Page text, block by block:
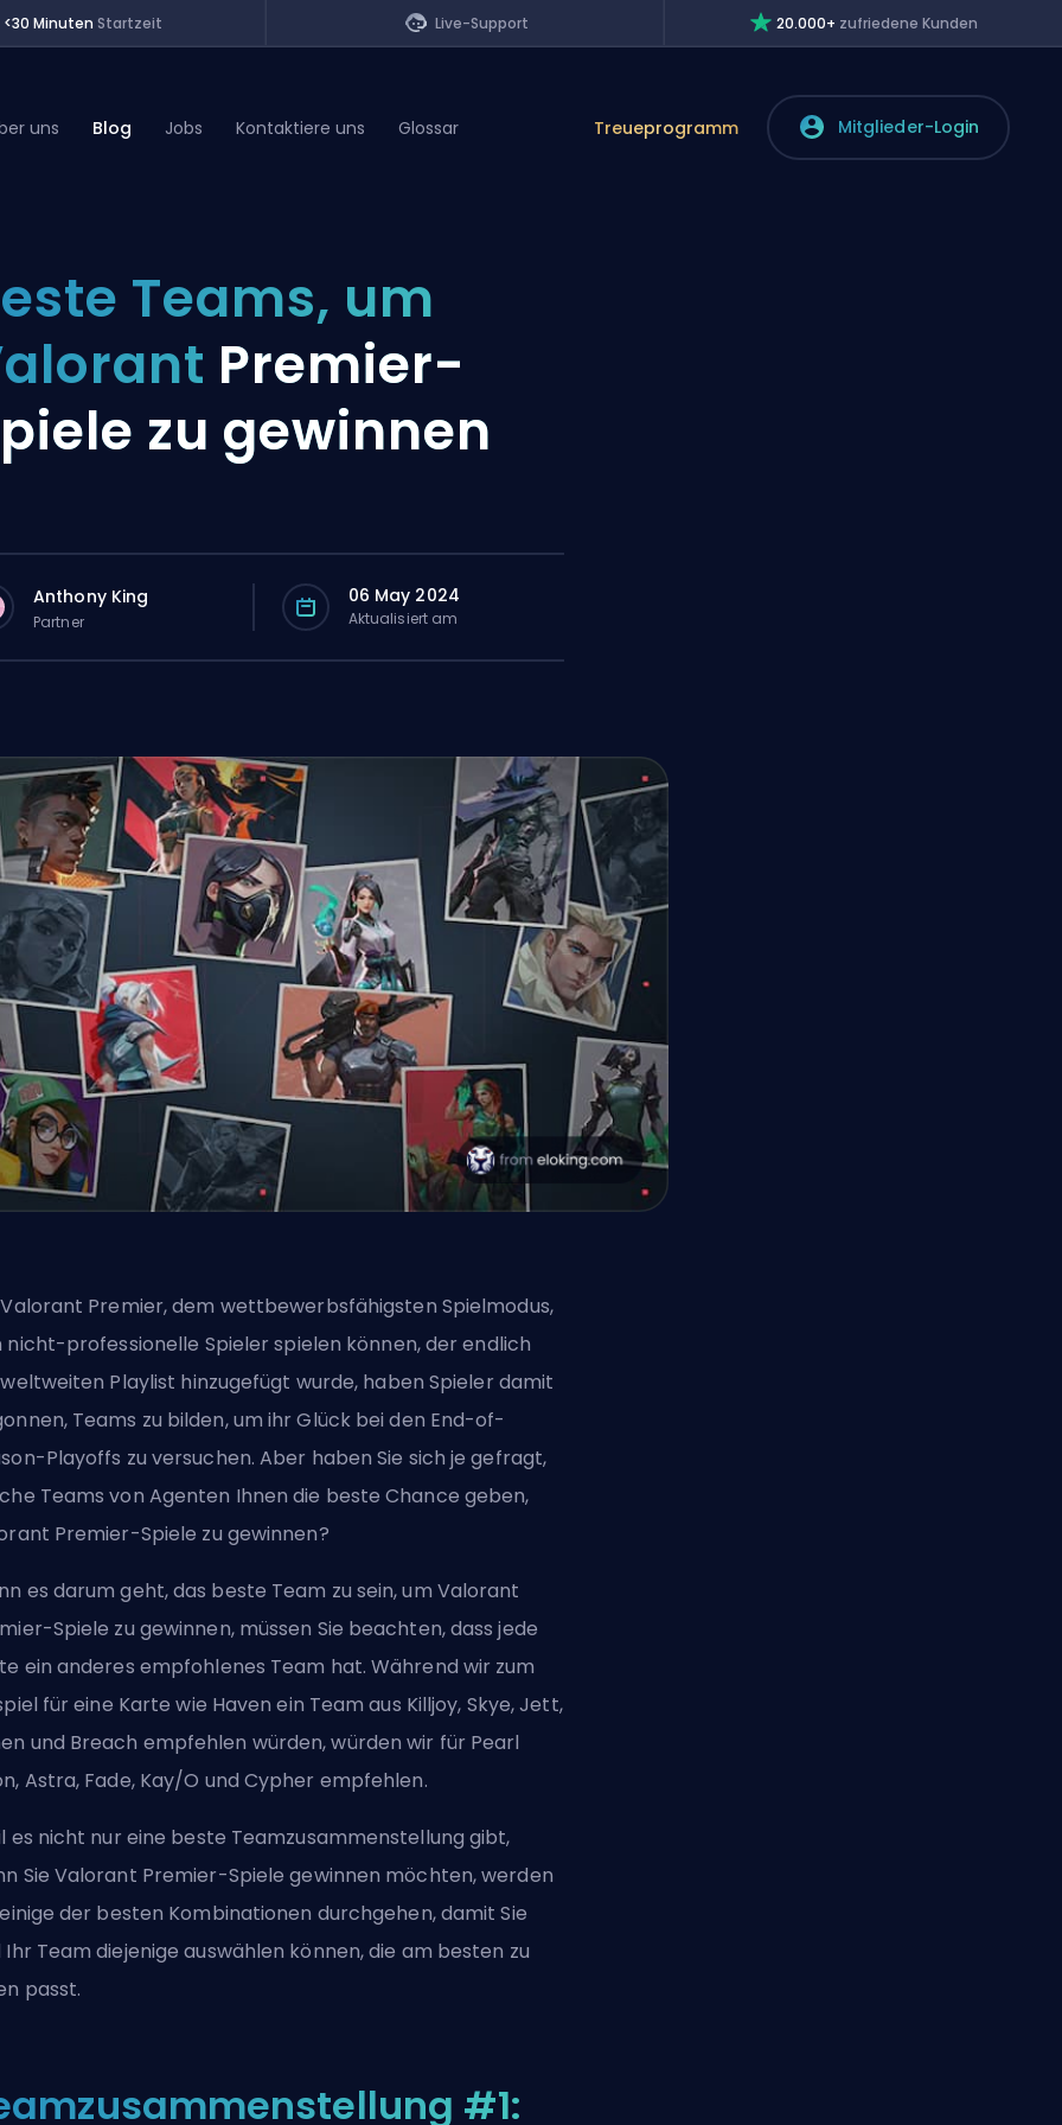
<30 Minuten Startzeit Live-Support 20.000+ zufriedene Kunden
uns Blog Jobs Kontaktiere uns Glossar Treueprogramm Mitglieder-Login
Teams, um
Premier-
zu gewinnen
Anthony King
Partner
06 May 2024
Aktualisiert am
Premier, dem wettbewerbsfähigsten Spielmodus,
nicht-professionelle Spieler spielen können, der endlich
Playlist hinzugefügt wurde, haben Spieler damit
Teams zu bilden, um ihr Glück bei den End-of-
Playoffs zu versuchen. Aber haben Sie sich je gefragt,
Teams von Agenten Ihnen die beste Chance geben,
Premier-Spiele zu gewinnen?
es darum geht, das beste Team zu sein, um Valorant
Spiele zu gewinnen, müssen Sie beachten, dass jede
ein anderes empfohlenes Team hat. Während wir zum
für eine Karte wie Haven ein Team aus Killjoy, Skye, Jett,
und Breach empfehlen würden, würden wir für Pearl
Astra, Fade, Kay/O und Cypher empfehlen.
es nicht nur eine beste Teamzusammenstellung gibt,
Sie Valorant Premier-Spiele gewinnen möchten, werden
der besten Kombinationen durchgehen, damit Sie
Ihr Team diejenige auswählen können, die am besten zu
passt.
#1: